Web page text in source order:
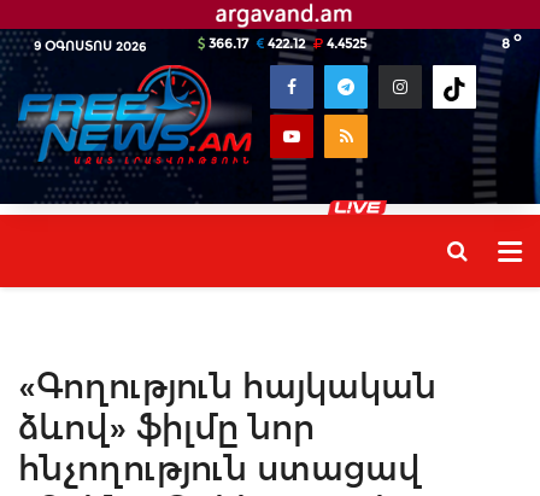
9 ՕԳՈՍՏՈՍ 2026 8 o
366.17 422.12 4.4525
«Գողություն հայկական
ձևով» ֆիլմը նոր
հնչողություն ստացավ